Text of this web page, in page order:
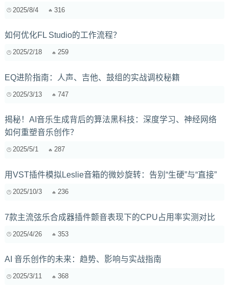
2025/8/4 316
如何优化FL Studio的工作流程？
2025/2/18 259
EQ进阶指南：人声、吉他、鼓组的实战调校秘籍
2025/3/13 747
揭秘！AI音乐生成背后的算法黑科技：深度学习、神经网络
如何重塑音乐创作？
2025/5/1 287
用VST插件模拟Leslie音箱的微妙旋转：告别“生硬”与“直接”
2025/10/3 236
7款主流弦乐合成器插件颤音表现下的CPU占用率实测对比
2025/4/26 353
AI 音乐创作的未来：趋势、影响与实战指南
2025/3/11 368